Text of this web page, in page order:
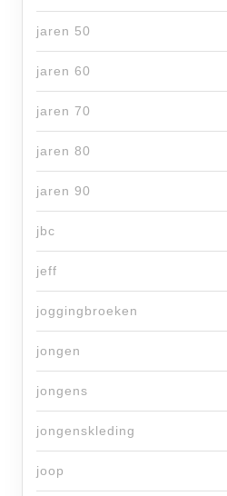
jaren 50
jaren 60
jaren 70
jaren 80
jaren 90
jbc
jeff
joggingbroeken
jongen
jongens
jongenskleding
joop